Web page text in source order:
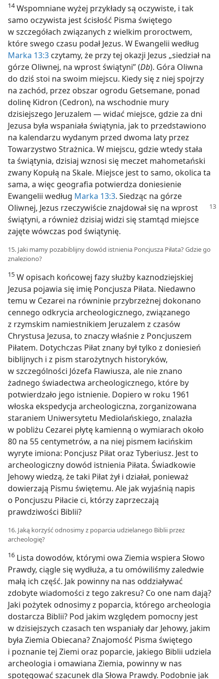
14Wspomniane wyżej przykłady są oczywiste, i tak
samo oczywista jest ścisłość Pisma świętego
w szczegółach związanych z wielkim proroctwem,
które swego czasu podał Jezus. W Ewangelii według
Marka 13:3 czytamy, że przy tej okazji Jezus „siedział na
górze Oliwnej, na wprost świątyni” (Db). Góra Oliwna
do dziś stoi na swoim miejscu. Kiedy się z niej spojrzy
na zachód, przez obszar ogrodu Getsemane, ponad
dolinę Kidron (Cedron), na wschodnie mury
dzisiejszego Jeruzalem — widać miejsce, gdzie za dni
Jezusa była wspaniała świątynia, jak to przedstawiono
na kalendarzu wydanym przed dwoma laty przez
Towarzystwo Strażnica. W miejscu, gdzie wtedy stała
ta świątynia, dzisiaj wznosi się meczet mahometański
zwany Kopułą na Skale. Miejsce jest to samo, okolica ta
sama, a więc geografia potwierdza doniesienie
Ewangelii według Marka 13:3. Siedząc na górze
Oliwnej, Jezus rzeczywiścieznajdował się na wprost
świątyni, a również dzisiaj widzi się stamtąd miejsce
zajęte wówczas pod świątynię.
15. Jaki mamy pozabiblijny dowód istnienia Poncjusza Piłata? Gdzie go
znaleziono?
15 W opisach końcowej fazy służby kaznodziejskiej
Jezusa pojawia się imię Poncjusza Piłata. Niedawno
temu w Cezarei na równinie przybrzeżnej dokonano
cennego odkrycia archeologicznego, związanego
z rzymskim namiestnikiem Jeruzalem z czasów
Chrystusa Jezusa, to znaczy właśnie z Poncjuszem
Piłatem. Dotychczas Piłat znany był tylko z doniesień
biblijnych i z pism starożytnych historyków,
w szczególności Józefa Flawiusza, ale nie znano
żadnego świadectwa archeologicznego, które by
potwierdzało jego istnienie. Dopiero w roku 1961
włoska ekspedycja archeologiczna, zorganizowana
staraniem Uniwersytetu Mediolańskiego, znalazła
w pobliżu Cezarei płytę kamienną o wymiarach około
80 na 55 centymetrów, a na niej pismem łacińskim
wyryte imiona: Poncjusz Piłat oraz Tyberiusz. Jest to
archeologiczny dowód istnienia Piłata. Świadkowie
Jehowy wiedzą, że taki Piłat żył i działał, ponieważ
dowierzają Pismu świętemu. Ale jak wyjaśnią napis
o Poncjuszu Piłacie ci, którzy zaprzeczają
prawdziwości Biblii?
16. Jaką korzyść odnosimy z poparcia udzielanego Biblii przez
archeologię?
16 Lista dowodów, którymi owa Ziemia wspiera Słowo
Prawdy, ciągle się wydłuża, a tu omówiliśmy zaledwie
małą ich część. Jak powinny na nas oddziaływać
zdobyte wiadomości z tego zakresu? Co one nam dają?
Jaki pożytek odnosimy z poparcia, którego archeologia
dostarcza Biblii? Pod jakim względem pomocny jest
w dzisiejszych czasach ten wspaniały dar Jehowy, jakim
była Ziemia Obiecana? Znajomość Pisma świętego
i poznanie tej Ziemi oraz poparcie, jakiego Biblii udziela
archeologia i omawiana Ziemia, powinny w nas
spotęgować szacunek dla Słowa Prawdy. Podobnie jak